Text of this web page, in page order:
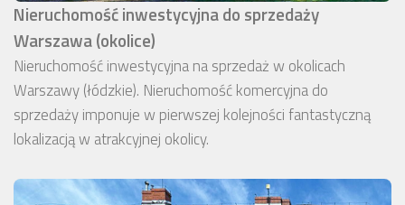
Nieruchomość inwestycyjna do sprzedaży
Warszawa (okolice)
Nieruchomość inwestycyjna na sprzedaż w okolicach
Warszawy (łódzkie). Nieruchomość komercyjna do
sprzedaży imponuje w pierwszej kolejności fantastyczną
lokalizacją w atrakcyjnej okolicy.